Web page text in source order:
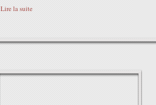
Lire la suite